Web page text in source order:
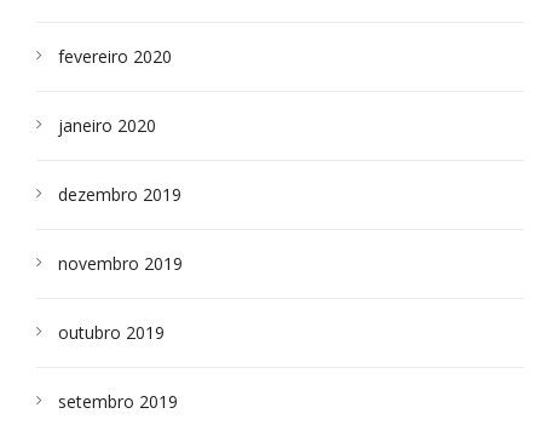
fevereiro 2020
janeiro 2020
dezembro 2019
novembro 2019
outubro 2019
setembro 2019